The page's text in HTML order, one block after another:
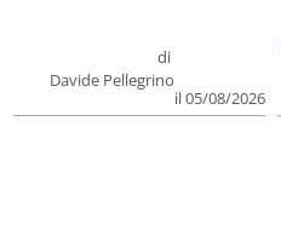
di
Davide Pellegrino
il 05/08/2026